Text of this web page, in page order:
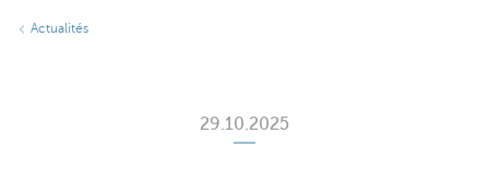
Actualités
29.10.2025